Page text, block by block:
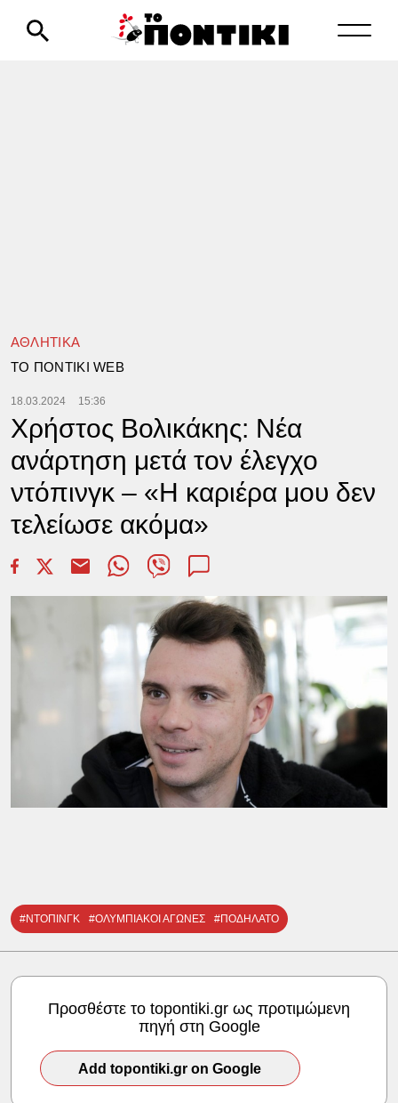
ΑΘΛΗΤΙΚΑ
TΟ ΠΟΝΤΙΚΙ WEB
18.03.2024 15:36
Χρήστος Βολικάκης: Νέα
ανάρτηση μετά τον έλεγχο
ντόπινγκ – «Η καριέρα μου δεν
τελείωσε ακόμα»
#ΝΤΟΠΙΝΓΚ #ΟΛΥΜΠΙΑΚΟΙ ΑΓΩΝΕΣ #ΠΟΔΗΛΑΤΟ
Προσθέστε το topontiki.gr ως προτιμώμενη
πηγή στη Google
Add topontiki.gr on Google